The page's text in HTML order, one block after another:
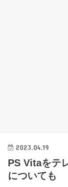
2023.04.19
PS Vitaをテ
についても